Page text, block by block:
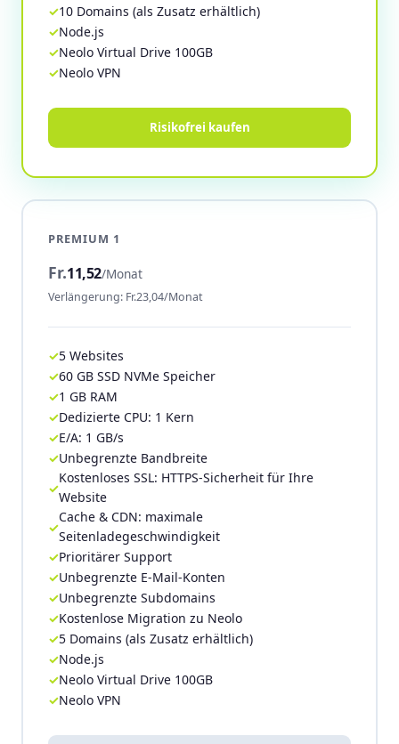
PREMIUM 1
Fr.11,52/Monat
Verlängerung: Fr.23,04/Monat
5 Websites
60 GB SSD NVMe Speicher
1 GB RAM
Dedizierte CPU: 1 Kern
E/A: 1 GB/s
Unbegrenzte Bandbreite
Kostenloses SSL: HTTPS-Sicherheit für Ihre
Website
Cache & CDN: maximale
Seitenladegeschwindigkeit
Prioritärer Support
Unbegrenzte E-Mail-Konten
Unbegrenzte Subdomains
Kostenlose Migration zu Neolo
5 Domains (als Zusatz erhältlich)
Node.js
Neolo Virtual Drive 100GB
Neolo VPN
10 Domains (als Zusatz erhältlich)
Node.js
Neolo Virtual Drive 100GB
Neolo VPN
Risikofrei kaufen